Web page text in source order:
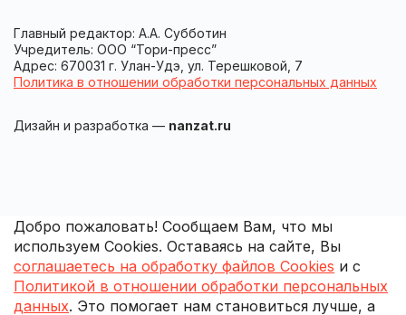
Главный редактор: А.А. Субботин
Учредитель: ООО “Тори-пресс”
Адрес: 670031 г. Улан-Удэ, ул. Терешковой, 7
Политика в отношении обработки персональных данных
Дизайн и разработка — nanzat.ru
Добро пожаловать! Сообщаем Вам, что мы
используем Cookies. Оставаясь на сайте, Вы
соглашаетесь на обработку файлов Cookies и с
Политикой в отношении обработки персональных
данных. Это помогает нам становиться лучше, а